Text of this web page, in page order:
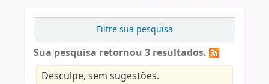
Filtre sua pesquisa
Sua pesquisa retornou 3 resultados.
Desculpe, sem sugestões.